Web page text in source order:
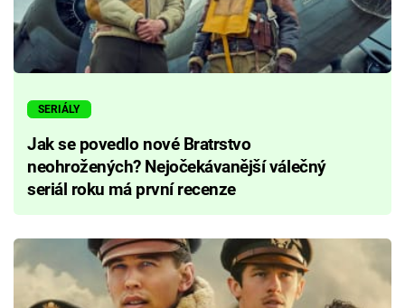
SERIÁLY
Jak se povedlo nové Bratrstvo
neohrožených? Nejočekávanější válečný
seriál roku má první recenze